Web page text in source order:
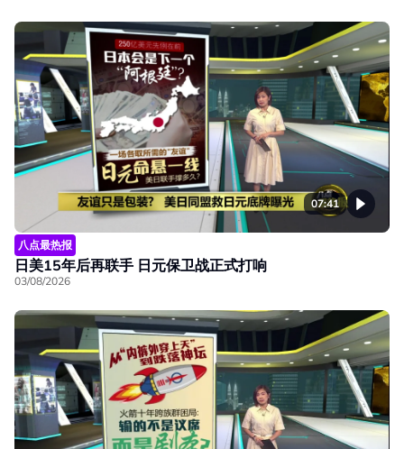
07:41
八点最热报
日美15年后再联手 日元保卫战正式打响
03/08/2026